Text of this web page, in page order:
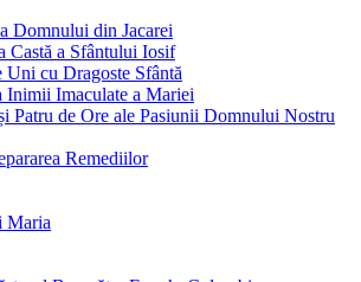
Domnului din Jacarei
Castă a Sfântului Iosif
Uni cu Dragoste Sfântă
Inimii Imaculate a Mariei
Patru de Ore ale Pasiunii Domnului Nostru
Remediilor
Maria